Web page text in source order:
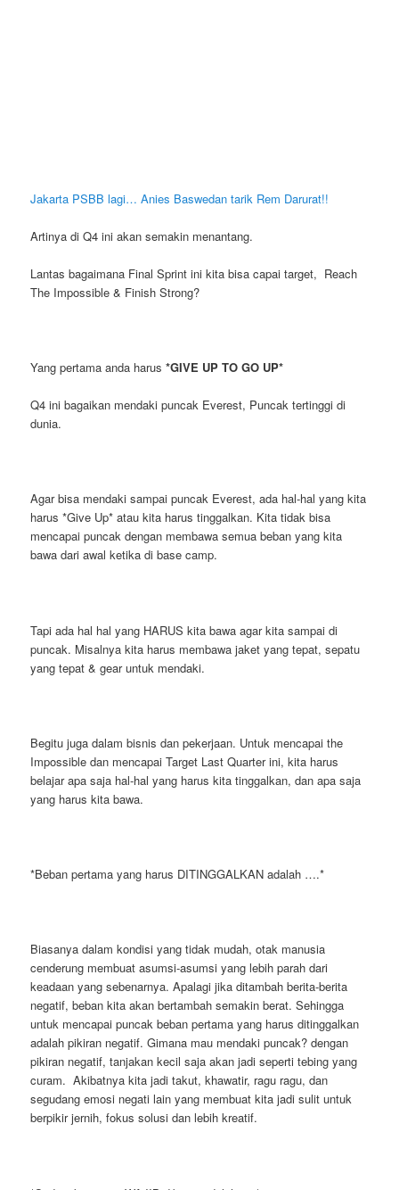
Jakarta PSBB lagi… Anies Baswedan tarik Rem Darurat!!
Artinya di Q4 ini akan semakin menantang.
Lantas bagaimana Final Sprint ini kita bisa capai target, Reach
The Impossible & Finish Strong?
Yang pertama anda harus*GIVE UP TO GO UP*
Q4 ini bagaikan mendaki puncak Everest, Puncak tertinggi di
dunia.
Agar bisa mendaki sampai puncak Everest, ada hal-hal yang kita
harus *Give Up* atau kita harus tinggalkan. Kita tidak bisa
mencapai puncak dengan membawa semua beban yang kita
bawa dari awal ketika di base camp.
Tapi ada hal hal yang HARUS kita bawa agar kita sampai di
puncak. Misalnya kita harus membawa jaket yang tepat, sepatu
yang tepat & gear untuk mendaki.
Begitu juga dalam bisnis dan pekerjaan. Untuk mencapai the
Impossible dan mencapai Target Last Quarter ini, kita harus
belajar apa saja hal-hal yang harus kita tinggalkan, dan apa saja
yang harus kita bawa.
*Beban pertama yang harus DITINGGALKAN adalah ….*
Biasanya dalam kondisi yang tidak mudah, otak manusia
cenderung membuat asumsi-asumsi yang lebih parah dari
keadaan yang sebenarnya. Apalagi jika ditambah berita-berita
negatif, beban kita akan bertambah semakin berat. Sehingga
untuk mencapai puncak beban pertama yang harus ditinggalkan
adalah pikiran negatif. Gimana mau mendaki puncak? dengan
pikiran negatif, tanjakan kecil saja akan jadi seperti tebing yang
curam. Akibatnya kita jadi takut, khawatir, ragu ragu, dan
segudang emosi negati lain yang membuat kita jadi sulit untuk
berpikir jernih, fokus solusi dan lebih kreatif.